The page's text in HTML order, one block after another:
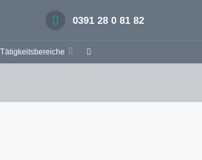
0391 28 0 81 82
Tätigkeitsbereiche